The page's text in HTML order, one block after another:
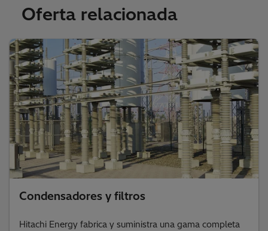
Oferta relacionada
Condensadores y filtros
Hitachi Energy fabrica y suministra una gama completa